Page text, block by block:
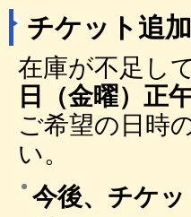
チケット追
在庫が不足し
日（金曜）正
ご希望の日時
い。
今後、チケ